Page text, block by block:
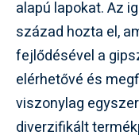
alapú lapokat. Az
század hozta el,
fejlődésével a
elérhetővé és
viszonylag
diverzifikált